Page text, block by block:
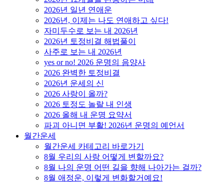
2026년 일년 연애운
2026년, 이제는 나도 연애하고 싶다!
자미두수로 보는 내 2026년
2026년 토정비결 해법풀이
사주로 보는 내 2026년
yes or no! 2026 운명의 음양사
2026 완벽한 토정비결
2026년 운세의 신
2026 사랑이 올까?
2026 토정도 놀랄 내 인생
2026 올해 내 운명 요약서
파괴 아니면 부활! 2026년 운명의 예언서
월간운세
월간운세 카테고리 바로가기
8월 우리의 사랑 어떻게 변할까요?
8월 나의 운명 어떤 길을 향해 나아가는 걸까?
8월 애정운, 이렇게 변화할거예요!